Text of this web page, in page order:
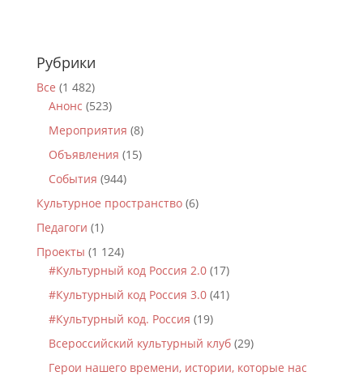
Рубрики
Все (1 482)
Анонс (523)
Мероприятия (8)
Объявления (15)
События (944)
Культурное пространство(6)
Педагоги (1)
Проекты (1 124)
#Культурный код Россия 2.0(17)
#Культурный код Россия 3.0(41)
#Культурный код. Россия (19)
Всероссийский культурный клуб(29)
Герои нашего времени, истории, которые нас